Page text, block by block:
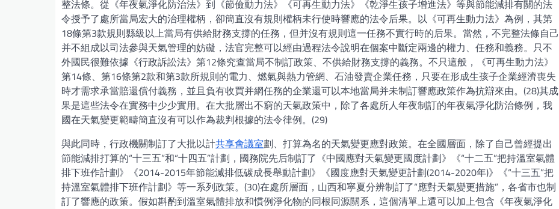
整法條。從《年夜氣淨化防治法》到《節儉動力法》《可再生動力法》《乾淨生孩子增進法》等與節能減排有關的法
令授予了處所當局宏大的治理權柄，卻簡直沒有規則權柄未行使時響應的法令后果。以《可再生動力法》為例，其第
18條第3款規則縣級以上當局有供給財務支撐的任務，但并沒有規則這一任務不實行時的后果。當然，不完整法條自己
并不組成以司法參與天氣管理的妨礙，法官完整可以經由過程法令說明在個案中斷定兩邊的權力、任務和義務。只不
外國民很難依據《行政訴訟法》第12條究查當局不制訂政策、不供給財務支撐的義務。不只這般，《可再生動力法》
第14條、第16條第2款和第3款所規則的電力、燃氣與熱力管網、石油發賣企業任務，只要在形成生孩子企業經濟喪失
時才需求承當賠還償付義務，並且負有收買并網任務的企業還可以本地當局并未制訂響應政策作為抗辯來由。(28)其成
果是這些法令在實務中少少實用。在大批層出不窮的天氣政策中，除了各處所人年夜制訂的年夜氣淨化防治條例，我
國在天氣變更範疇簡直沒有可以作為裁判根據的法令律例。(29)
與此同時，行政機關制訂了大批以計共享會議室劃、打算為名的天氣變更應對政策。在全國層面，除了自己曾經提出
節能減排打算的“十三五”和“十四五”計劃，國務院先后制訂了《中國應對天氣變更國度計劃》《“十二五”把持溫室氣體
排下班作計劃》《2014-2015年節能減排低碳成長舉動計劃》《國度應對天氣變更計劃(2014-2020年)》《“十三五”把
持溫室氣體排下班作計劃》等一系列政策。(30)在處所層面，山西和寧夏分辨制訂了“應對天氣變更措施”，各省市也制
訂了響應的政策。假如斟酌到溫室氣體排放和慣例淨化物的同根同源關系，這個清單上還可以加上包含《年夜氣淨化